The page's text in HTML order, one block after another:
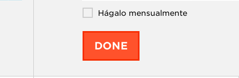
Hágalo mensualmente
DONE